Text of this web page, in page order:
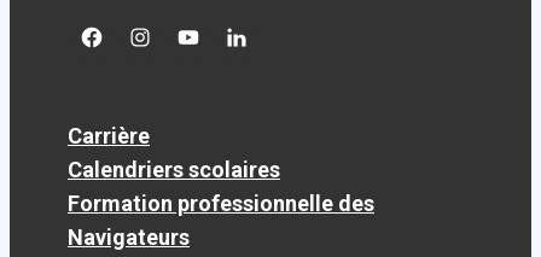
facebookgoogleplus
googleplusgoogleplus
Carrière
Calendriers scolaires
Formation professionnelle des
Navigateurs